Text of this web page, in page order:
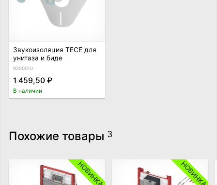
Звукоизоляция TECE для
унитаза и биде
9200010
1 459,50 ₽
В наличии
Похожие товары 3
НОВИНКА НОВИНКА